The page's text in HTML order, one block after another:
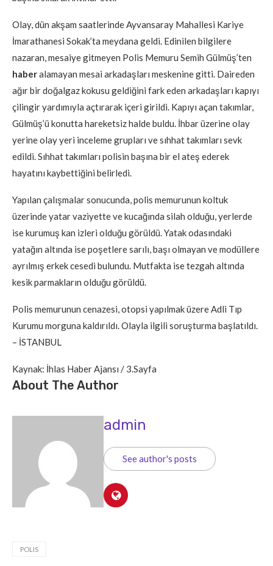
Olay, dün akşam saatlerinde Ayvansaray Mahallesi Kariye
İmarathanesi Sokak’ta meydana geldi. Edinilen bilgilere
nazaran, mesaiye gitmeyen Polis Memuru Semih Gülmüş’ten
haberalamayan mesai arkadaşları meskenine gitti. Daireden
ağır bir doğalgaz kokusu geldiğini fark eden arkadaşları kapıyı
çilingir yardımıyla açtırarak içeri girildi. Kapıyı açan takımlar,
Gülmüş’ü konutta hareketsiz halde buldu. İhbar üzerine olay
yerine olay yeri inceleme grupları ve sıhhat takımları sevk
edildi. Sıhhat takımları polisin başına bir el ateş ederek
hayatını kaybettiğini belirledi.
Yapılan çalışmalar sonucunda, polis memurunun koltuk
üzerinde yatar vaziyette ve kucağında silah olduğu, yerlerde
ise kurumuş kan izleri olduğu görüldü. Yatak odasındaki
yatağın altında ise poşetlere sarılı, başı olmayan ve modüllere
ayrılmış erkek cesedi bulundu. Mutfakta ise tezgah altında
kesik parmakların olduğu görüldü.
Polis memurunun cenazesi, otopsi yapılmak üzere Adli Tıp
Kurumu morguna kaldırıldı. Olayla ilgili soruşturma başlatıldı.
– İSTANBUL
Kaynak: İhlas Haber Ajansı / 3.Sayfa
About The Author
admin
See author's posts
POLIS